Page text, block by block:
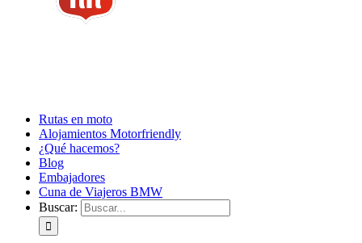
Rutas en moto
Alojamientos Motorfriendly
¿Qué hacemos?
Blog
Embajadores
Cuna de Viajeros BMW
Buscar: